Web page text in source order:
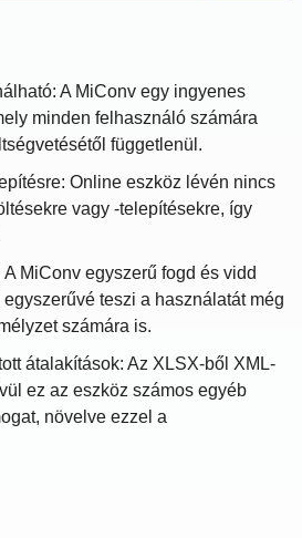
A MiConv egy ingyenes
minden felhasználó számára
függetlenül.
Online eszköz lévén nincs
vagy -telepítésekre, így
MiConv egyszerű fogd és vidd
teszi a használatát még
számára is.
átalakítások: Az XLSX-ből XML-
ez az eszköz számos egyéb
növelve ezzel a